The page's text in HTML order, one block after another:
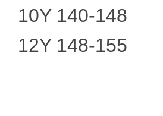
10Y 140-148
12Y 148-155